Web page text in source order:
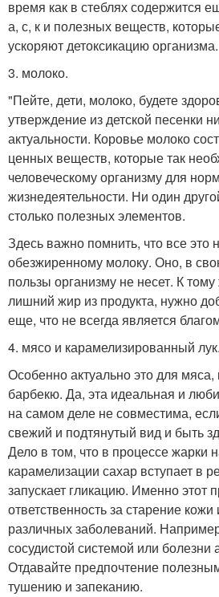
время как в стеблях содержится
а, с, к и полезных веществ,
ускоряют детоксикацию организма.
3. молоко.
"Пейте, дети, молоко, будете
утверждение из детской песенки
актуальности. Коровье молоко
ценных веществ, которые так
человеческому организму для
жизнедеятельности. Ни один
столько полезных элементов.
Здесь важно помнить, что все это
обезжиренному молоку. Оно, в
пользы организму не несет. К
лишний жир из продукта, нужно
еще, что не всегда является
4. мясо и карамелизированный лук.
Особенно актуально это для мяса,
барбекю. Да, эта идеальная и
на самом деле не совместима,
свежий и подтянутый вид и быть
Дело в том, что в процессе жарки
карамелизации сахар вступает в
запускает гликацию. Именно этот
ответственность за старение
различных заболеваний.
сосудистой системой или болезни
Отдавайте предпочтение
тушению и запеканию.